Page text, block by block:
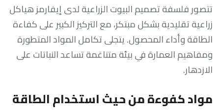
تتصور فلسفة تصميم البيوت الزراعية لدى إيفارمز هياكل
زراعية تقليدية بشكل مبتكر، مع التركيز الكبير على كفاءة
الطاقة وأداء المحصول. يتجلى تكامل المواد المتطورة
ومفاهيم العمارة في بيئة متناغمة تساعد النباتات على
الازدهار.
مواد كفوءة من حيث استخدام الطاقة